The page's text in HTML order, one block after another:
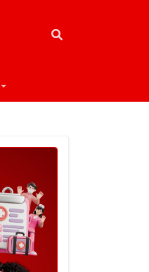
Toggle Dropdown